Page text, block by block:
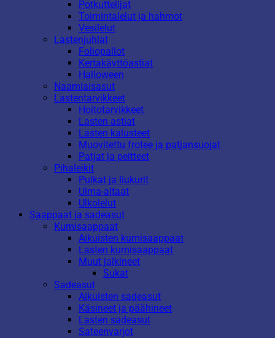
Potkuttelijat
Toimintalelut ja hahmot
Vesilelut
Lastenjuhlat
Foliopallot
Kertakäyttöastiat
Halloween
Naamiaisasut
Lastentarvikkeet
Hoitotarvikkeet
Lasten astiat
Lasten kalusteet
Muovitettu frotee ja patjansuojat
Patjat ja peitteet
Pihaleikit
Pulkat ja liukurit
Uima-altaat
Ulkolelut
Saappaat ja sadeasut
Kumisaappaat
Aikuisten kumisaappaat
Lasten kumisaappaat
Muut jalkineet
Sukat
Sadeasut
Aikuisten sadeasut
Käsineet ja päähineet
Lasten sadeasut
Sateenvarjot